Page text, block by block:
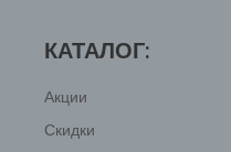
КАТАЛОГ:
Акции
Скидки